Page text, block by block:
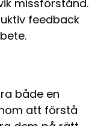
missförstånd.
feedback
både en
att förstå